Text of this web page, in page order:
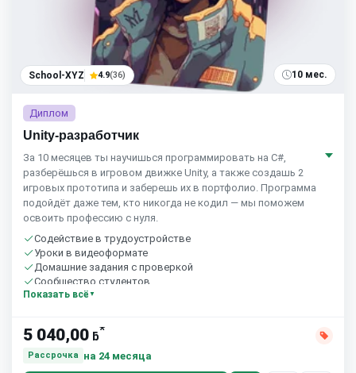
School-XYZ 4.9(36) 10 мес.
Диплом
Unity-разработчик
За 10 месяцев ты научишься программировать на C#,
разберёшься в игровом движке Unity, а также создашь 2
игровых прототипа и заберешь их в портфолио. Программа
подойдёт даже тем, кто никогда не кодил — мы поможем
освоить профессию с нуля.
Содействие в трудоустройстве
Уроки в видеоформате
Домашние задания с проверкой
Сообщество студентов
Показать всё
5 040,00 ƃ*
Рассрочка на 24 месяца